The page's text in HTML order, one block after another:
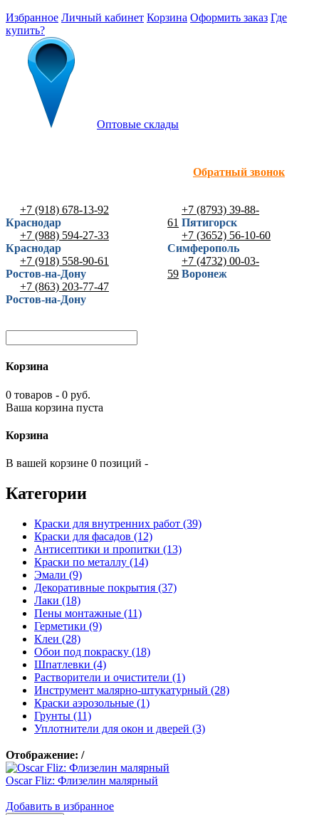
Избранное Личный кабинет Корзина Оформить заказ Где
купить?
Оптовые склады
Обратный звонок
+7 (918) 678-13-92
Краснодар
+7 (988) 594-27-33
Краснодар
+7 (918) 558-90-61
Ростов-на-Дону
+7 (863) 203-77-47
Ростов-на-Дону
+7 (8793) 39-88-
61 Пятигорск
+7 (3652) 56-10-60
Симферополь
+7 (4732) 00-03-
59 Воронеж
Корзина
0 товаров - 0 руб.
Ваша корзина пуста
Корзина
В вашей корзине 0 позиций -
Категории
Краски для внутренних работ (39)
Краски для фасадов (12)
Антисептики и пропитки (13)
Краски по металлу (14)
Эмали (9)
Декоративные покрытия (37)
Лаки (18)
Пены монтажные (11)
Герметики (9)
Клеи (28)
Обои под покраску (18)
Шпатлевки (4)
Растворители и очистители (1)
Инструмент малярно-штукатурный (28)
Краски аэрозольные (1)
Грунты (11)
Уплотнители для окон и дверей (3)
Отображение: /
Oscar Fliz: Флизелин малярный
Добавить в избранное